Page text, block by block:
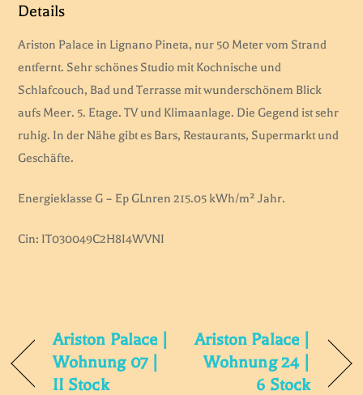
Details
Ariston Palace in Lignano Pineta, nur 50 Meter vom Strand
entfernt. Sehr schönes Studio mit Kochnische und
Schlafcouch, Bad und Terrasse mit wunderschönem Blick
aufs Meer. 5. Etage. TV und Klimaanlage. Die Gegend ist sehr
ruhig. In der Nähe gibt es Bars, Restaurants, Supermarkt und
Geschäfte.
Energieklasse G – Ep GLnren 215.05 kWh/m² Jahr.
Cin: IT030049C2H8I4WVNI
Ariston Palace |
Wohnung 07 |
II Stock
Ariston Palace |
Wohnung 24 |
6 Stock